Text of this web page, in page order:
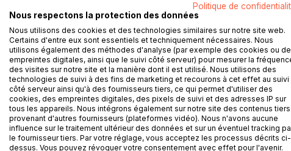
DESCRIPTION
"Mme de Friollet appréciait les médecins aimables,
tout en feignant de croire à ses maux imaginaires. Il
docteur Clenmare. Mais il lui imposait - ce qui
tomber sa froide réserve et, dans ce dessein, elle
par elle chez Viviane. Cela était un amusement
intrigues mondaines avaient annihilé peu à peu la
"Bien loin donc d'apporter la moindre entrave aux
AUTEUR(S) CRITIQUES
Politique de
Nous respectons la protection des données
Nous utilisons des cookies et des technologies similaires sur notre site web.
Certains d'entre eux sont essentiels et techniquement nécessaires. Nous
utilisons également des méthodes d'analyse (par exemple des cookies ou
empreintes digitales, ainsi que le suivi côté serveur) pour mesurer la
des visites sur notre site et la manière dont il est utilisé. Nous utilisons des
technologies de suivi à des fins de marketing et recourons à cet effet au suivi
côté serveur ainsi qu'à des fournisseurs tiers, ce qui permet d'utiliser des
cookies, des empreintes digitales, des pixels de suivi et des adresses IP sur
tous les appareils. Nous intégrons également sur notre site des contenus tiers
provenant d'autres fournisseurs (plateformes vidéo). Nous n'avons aucune
influence sur le traitement ultérieur des données et sur un éventuel tracking
le fournisseur tiers. Par votre réglage, vous acceptez les processus décrits ci-
dessus. Vous pouvez révoquer votre consentement avec effet pour l'avenir.